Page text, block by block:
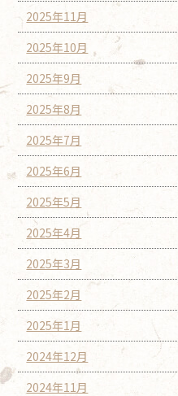
2025年11月
2025年10月
2025年9月
2025年8月
2025年7月
2025年6月
2025年5月
2025年4月
2025年3月
2025年2月
2025年1月
2024年12月
2024年11月